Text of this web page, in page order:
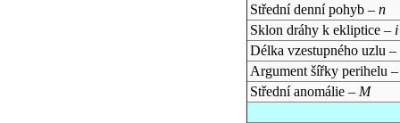
Střední denní pohyb – n
Sklon dráhy k ekliptice – i
Délka vzestupného uzlu –
Argument šířky perihelu
Střední anomálie – M